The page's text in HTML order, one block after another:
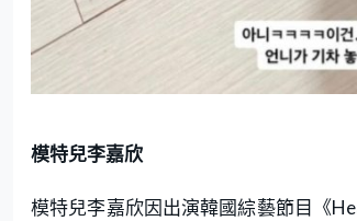
模特兒李嘉欣
模特兒李嘉欣因出演韓國綜藝節目《